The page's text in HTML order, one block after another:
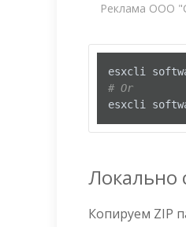
Реклама ООО
# Or
esxcli
Локально
Копируем ZIP